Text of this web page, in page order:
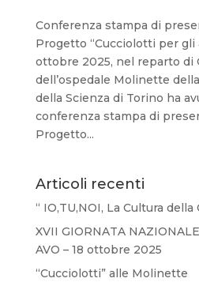
Conferenza stampa di
Progetto “Cucciolotti per gli
ottobre 2025, nel reparto di
dell’ospedale Molinette
della Scienza di Torino ha
conferenza stampa di
Progetto...
Articoli recenti
“ IO,TU,NOI, La Cultura
XVII GIORNATA
AVO – 18 ottobre 2025
“Cucciolotti” alle Molinette